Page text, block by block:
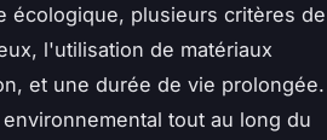
écologique, plusieurs critères de
l'utilisation de matériaux
et une durée de vie prolongée.
tout au long du